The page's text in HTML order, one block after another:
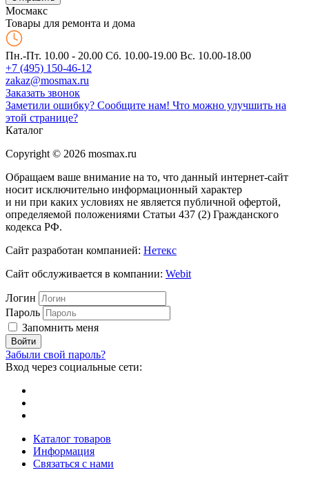
Мосмакс
Товары для ремонта и дома
Пн.-Пт. 10.00 - 20.00 Сб. 10.00-19.00 Вс. 10.00-18.00
+7 (495) 150-46-12
zakaz@mosmax.ru
Заказать звонок
Заметили ошибку? Сообщите нам! Что можно улучшить на
этой странице?
Каталог
Copyright © 2026 mosmax.ru
Обращаем ваше внимание на то, что данный интернет-сайт
носит исключительно информационный характер
и ни при каких условиях не является публичной офертой,
определяемой положениями Статьи 437 (2) Гражданского
кодекса РФ.
Сайт разработан компанией: Нетекс
Сайт обслуживается в компании: Webit
Логин
Пароль
Запомнить меня
Забыли свой пароль?
Вход через социальные сети:
Каталог товаров
Информация
Связаться с нами